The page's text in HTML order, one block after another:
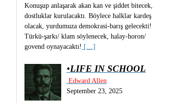
Konuşup anlaşarak akan kan ve şiddet bitecek,
dostluklar kurulacaktı. Böylece halklar kardeş
olacak, yurdumuza demokrasi-barış gelecekti!
Türkü-şarkı/ klam söylenecek, halay-horon/
govend oynayacaktı! […]
•LIFE IN SCHOOL
Edward Allen
September 23, 2025